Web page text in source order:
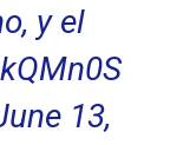
y el
13,